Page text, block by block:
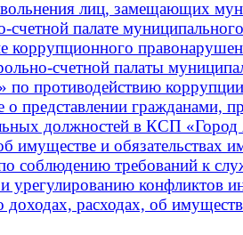
лиц, замещающих
счетной палате
коррупционного
счетной палаты
по противодействию
о представлении гражданами,
должностей в КСП «Город
имуществе и обязательствах
соблюдению требований к
урегулированию конфликтов
доходах, расходах, об